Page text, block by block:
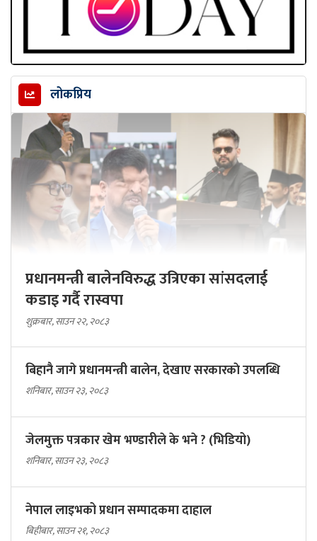
लोकप्रिय
प्रधानमन्त्री बालेनविरुद्ध उत्रिएका सांसदलाई
कडाइ गर्दै रास्वपा
शुक्रबार, साउन २२, २०८३
बिहानै जागे प्रधानमन्त्री बालेन, देखाए सरकारकाे उपलब्धि
शनिबार, साउन २३, २०८३
जेलमुक्त पत्रकार खेम भण्डारीले के भने ? (भिडियो)
शनिबार, साउन २३, २०८३
नेपाल लाइभको प्रधान सम्पादकमा दाहाल
बिहीबार, साउन २१, २०८३